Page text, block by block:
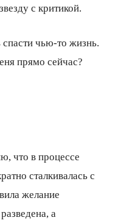
с критикой.
чью-то жизнь.
прямо сейчас?
что в процессе
сталкивалась с
желание
а